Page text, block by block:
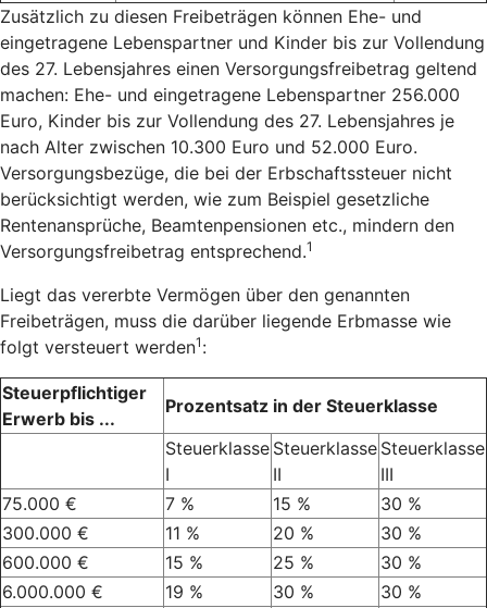
Zusätzlich zu diesen Freibeträgen können Ehe- und
eingetragene Lebenspartner und Kinder bis zur Vollendung
des 27. Lebensjahres einen Versorgungsfreibetrag geltend
machen: Ehe- und eingetragene Lebenspartner 256.000
Euro, Kinder bis zur Vollendung des 27. Lebensjahres je
nach Alter zwischen 10.300 Euro und 52.000 Euro.
Versorgungsbezüge, die bei der Erbschaftssteuer nicht
berücksichtigt werden, wie zum Beispiel gesetzliche
Rentenansprüche, Beamtenpensionen etc., mindern den
Versorgungsfreibetrag entsprechend.1
Liegt das vererbte Vermögen über den genannten
Freibeträgen, muss die darüber liegende Erbmasse wie
folgt versteuert werden1 :
Steuerpflichtiger
Erwerb bis ...
Prozentsatz in der Steuerklasse
Steuerklasse
I
Steuerklasse
II
Steuerklasse
III
75.000 €
7 % 15 %
30 %
300.000 €
11 % 20 %
30 %
600.000 €
15 % 25 %
30 %
6.000.000 €
19 % 30 %
30 %